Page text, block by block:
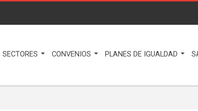
SECTORES CONVENIOS PLANES DE IGUALDAD